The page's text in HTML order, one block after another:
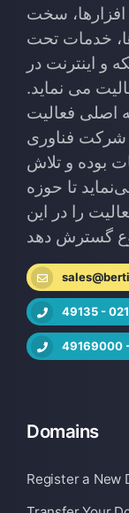
افزارها، سخت
خدمات تحت
و اینترنت در
می نماید.
اصلی فعالیت
شرکت فناوری
بوده و تلاش
تا حوزه
را در این
49135 - 021
49169000
Domains
Register a New